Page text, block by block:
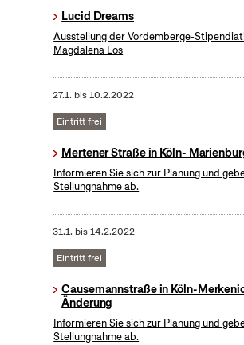
Lucid Dreams
Ausstellung der Vordemberge-
Magdalena Los
27.1. bis10.2.2022
Eintritt frei
Mertener Straße in Köln-
Informieren Sie sich zur Planung und
Stellungnahme ab.
31.1. bis14.2.2022
Eintritt frei
Causemannstraße in Köln-
Änderung
Informieren Sie sich zur Planung und
Stellungnahme ab.